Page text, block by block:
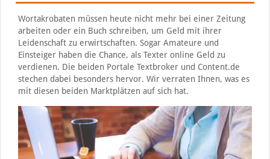
Wortakrobaten müssen heute nicht mehr bei einer Zeitung
arbeiten oder ein Buch schreiben, um Geld mit ihrer
Leidenschaft zu erwirtschaften. Sogar Amateure und
Einsteiger haben die Chance, als Texter online Geld zu
verdienen. Die beiden Portale Textbroker und Content.de
stechen dabei besonders hervor. Wir verraten Ihnen, was es
mit diesen beiden Marktplätzen auf sich hat.